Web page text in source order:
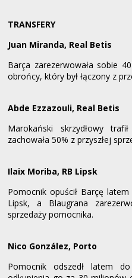
TRANSFERY
Juan Miranda, Real Betis
Barça zarezerwowała sobie
obrońcy, który był łączony z
Abde Ezzazouli, Real Betis
Marokański skrzydłowy
zachowała 50% z przyszłej
Ilaix Moriba, RB Lipsk
Pomocnik opuścił Barçę
Lipsk, a Blaugrana
sprzedaży pomocnika.
Nico González, Porto
Pomocnik odszedł latem